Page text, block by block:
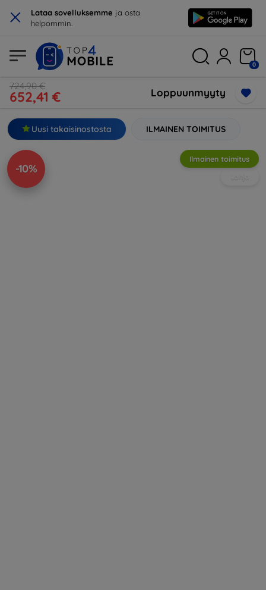
× Lataa sovelluksemme ja osta
helpommin.
0
724,90 €
652,41 € Loppuunmyyty
Uusi takaisinostosta ILMAINEN TOIMITUS
-10%
Ilmainen toimitus